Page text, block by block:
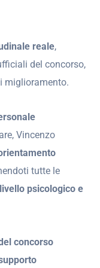
reale,
del concorso,
miglioramento.
Vincenzo
tutte le
psicologico e
concorso